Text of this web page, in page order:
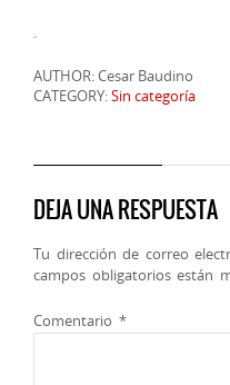
.
AUTHOR: Cesar Baudino
CATEGORY:Sin categoría
DEJA UNA RESPUESTA
Tu dirección de correo
campos obligatorios están
Comentario *